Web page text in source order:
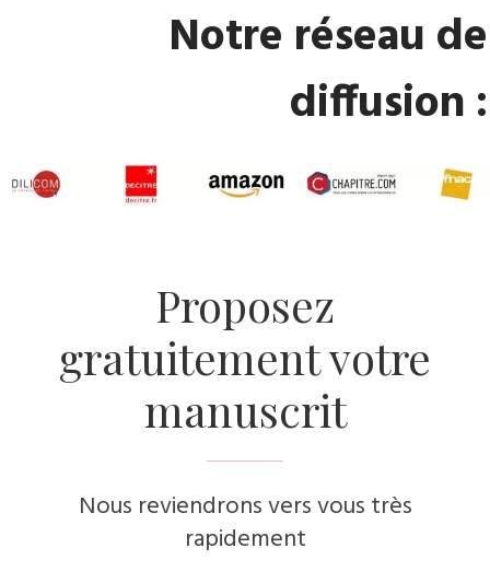
​Notre réseau de
diffusion :
​Proposez
gratuitement votre
manuscrit
Nous reviendrons vers vous très
rapidement